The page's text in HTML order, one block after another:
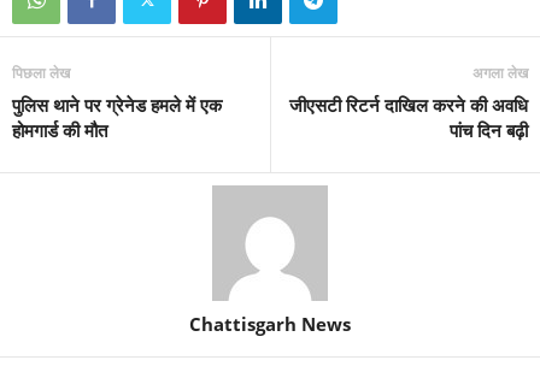
पिछला लेख
पुलिस थाने पर ग्रेनेड हमले में एक
होमगार्ड की मौत
अगला लेख
जीएसटी रिटर्न दाखिल करने की अवधि
पांच दिन बढ़ी
Chattisgarh News